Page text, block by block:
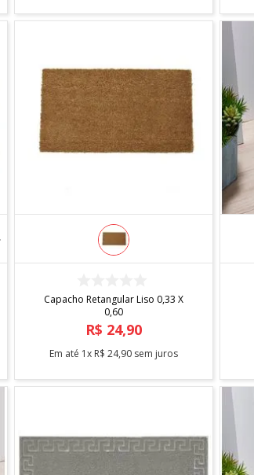
Capacho Retangular Liso 0,33 X
0,60
R$ 24,90
Em até 1x R$ 24,90sem juros